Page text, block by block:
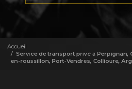
Accueil
Service de transport privé à Perpignan,
en-roussillon, Port-Vendres, Collioure,